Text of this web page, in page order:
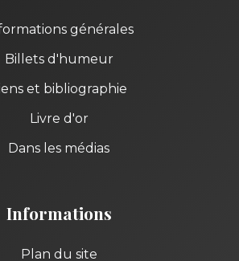
générales
Billets d'humeur
et bibliographie
Livre d'or
Dans les médias
Informations
Plan du site